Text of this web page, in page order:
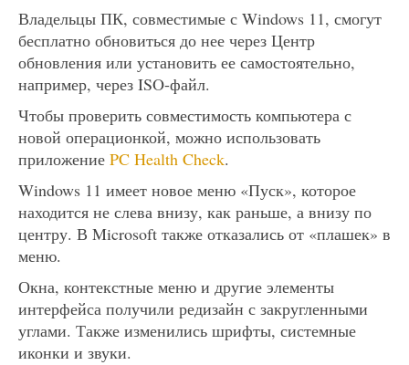
Владельцы ПК, совместимые с Windows 11, смогут
бесплатно обновиться до нее через Центр
обновления или установить ее самостоятельно,
например, через ISO-файл.
Чтобы проверить совместимость компьютера с
новой операционкой, можно использовать
приложение PC Health Check.
Windows 11 имеет новое меню «Пуск», которое
находится не слева внизу, как раньше, а внизу по
центру. В Microsoft также отказались от «плашек» в
меню.
Окна, контекстные меню и другие элементы
интерфейса получили редизайн с закругленными
углами. Также изменились шрифты, системные
иконки и звуки.